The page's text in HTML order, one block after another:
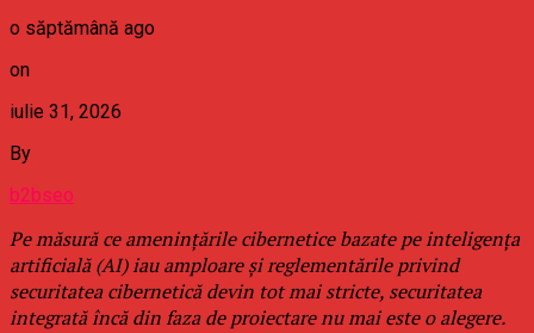
o săptămână ago
on
iulie 31, 2026
By
b2bseo
Pe măsură ce amenințările cibernetice bazate pe inteligența
artificială (AI) iau amploare și reglementările privind
securitatea cibernetică devin tot mai stricte, securitatea
integrată încă din faza de proiectare nu mai este o alegere.